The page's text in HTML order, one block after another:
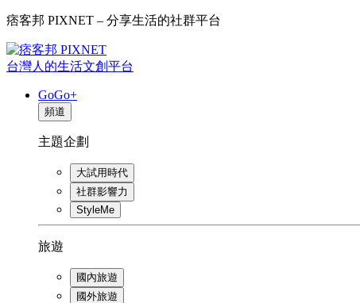
痞客邦 PIXNET – 分享生活的社群平台
台灣人的生活文創平台
GoGo+
頻道
主題企劃
大試用時代
社群影響力
StyleMe
旅遊
國內旅遊
國外旅遊